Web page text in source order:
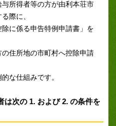
所得者等の方が由利本荘市
際に、
に係る申告特例申請書」を
住所地の市町村へ控除申請
な仕組みです。
は次の 1. および 2. の条件を